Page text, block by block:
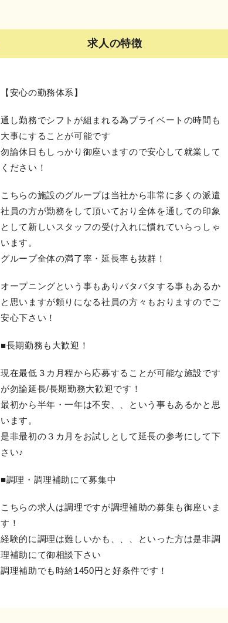
求人の特徴
【安心の勤務体系】
通し勤務でシフトが組まれる為プライベートの時間も
大事にすることが可能です
勿論休日もしっかり御座いますので安心して就業して
ください！
こちらの施設のグループは当社から非常に多くの派遣
社員の方が勤務をして頂いており全体を通しての印象
として新しいスタッフの受け入れに慣れていらっしゃ
います。
グループ全体の満了率・延長率も抜群！
オープニングという事もありバタバタする事もあるか
と思いますが頼りになる社員の方々もおりますのでご
安心下さい！
■長期勤務も大歓迎！
現在最低３カ月程から応募することが可能な施設です
が勿論延長/長期勤務大歓迎です！
最初から半年・一年は不安、、という事もあるかと思
います。
是非最初の３カ月をお試しとして延長の参考にして下
さい♪
■調理・調理補助にて募集中
こちらの求人は調理ですが調理補助の募集も御座いま
す！
経験的に調理は難しいかも、、、といった方は是非調
理補助にて御相談下さい
調理補助でも時給1450円と好条件です！